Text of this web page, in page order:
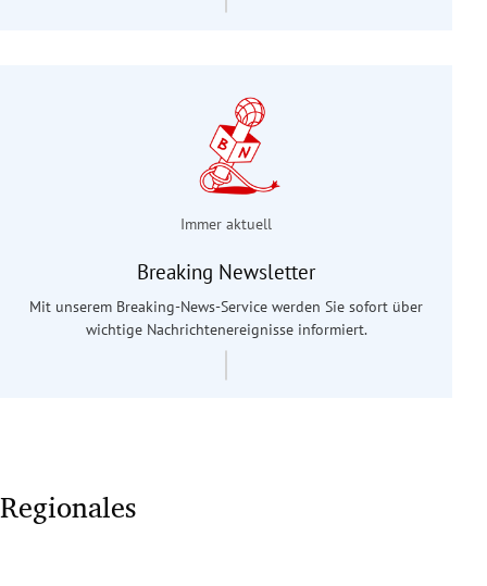
Immer aktuell
Breaking Newsletter
Mit unserem Breaking-News-Service werden Sie sofort über
wichtige Nachrichtenereignisse informiert.
Regionales